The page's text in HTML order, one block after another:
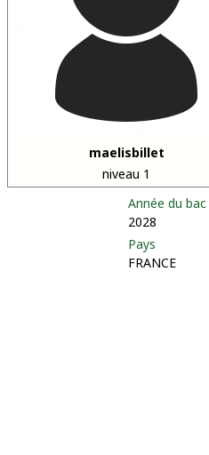
maelisbillet
niveau 1
Année du bac
2028
Pays
FRANCE